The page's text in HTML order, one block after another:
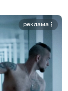
реклама